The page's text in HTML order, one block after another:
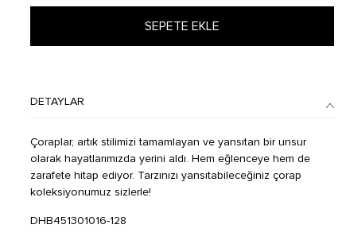
SEPETE EKLE
DETAYLAR
Çoraplar, artık stilimizi tamamlayan ve yansıtan bir unsur
olarak hayatlarımızda yerini aldı. Hem eğlenceye hem de
zarafete hitap ediyor. Tarzınızı yansıtabileceğiniz çorap
koleksiyonumuz sizlerle!
DHB451301016-128